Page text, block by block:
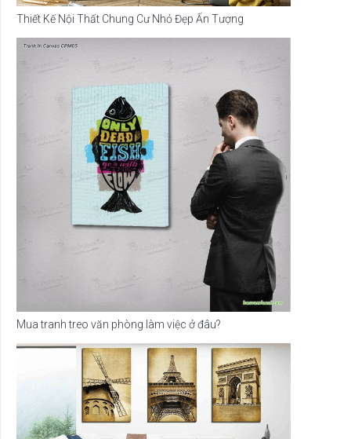
Thiết Kế Nội Thất Chung Cư Nhỏ Đẹp Ấn Tượng
Mua tranh treo văn phòng làm việc ở đâu?